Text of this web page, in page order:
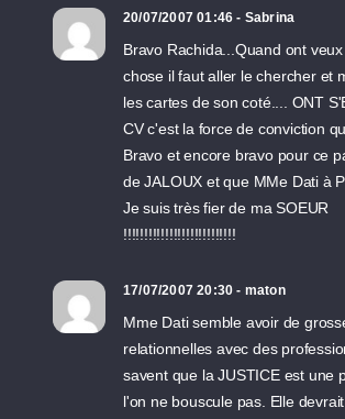
20/07/2007 01:46 - Sabrina
Bravo Rachida...Quand ont
chose il faut aller le chercher et
les cartes de son coté.... ONT
CV c'est la force de conviction
Bravo et encore bravo pour ce
de JALOUX et que MMe Dati à
Je suis très fier de ma SOEUR
!!!!!!!!!!!!!!!!!!!!!!!!!!!
17/07/2007 20:30 - maton
Mme Dati semble avoir de
relationnelles avec des
savent que la JUSTICE est une
l'on ne bouscule pas. Elle